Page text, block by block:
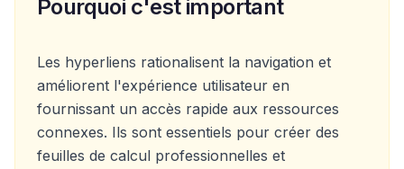
Pourquoi c'est important
Les hyperliens rationalisent la navigation et
améliorent l'expérience utilisateur en
fournissant un accès rapide aux ressources
connexes. Ils sont essentiels pour créer des
feuilles de calcul professionnelles et